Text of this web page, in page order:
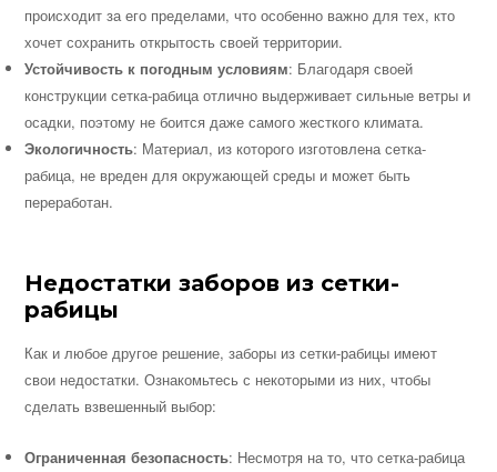
происходит за его пределами, что особенно важно для тех, кто
хочет сохранить открытость своей территории.
Устойчивость к погодным условиям: Благодаря своей
конструкции сетка-рабица отлично выдерживает сильные ветры и
осадки, поэтому не боится даже самого жесткого климата.
Экологичность: Материал, из которого изготовлена сетка-
рабица, не вреден для окружающей среды и может быть
переработан.
Недостатки заборов из сетки-
рабицы
Как и любое другое решение, заборы из сетки-рабицы имеют
свои недостатки. Ознакомьтесь с некоторыми из них, чтобы
сделать взвешенный выбор:
Ограниченная безопасность: Несмотря на то, что сетка-рабица